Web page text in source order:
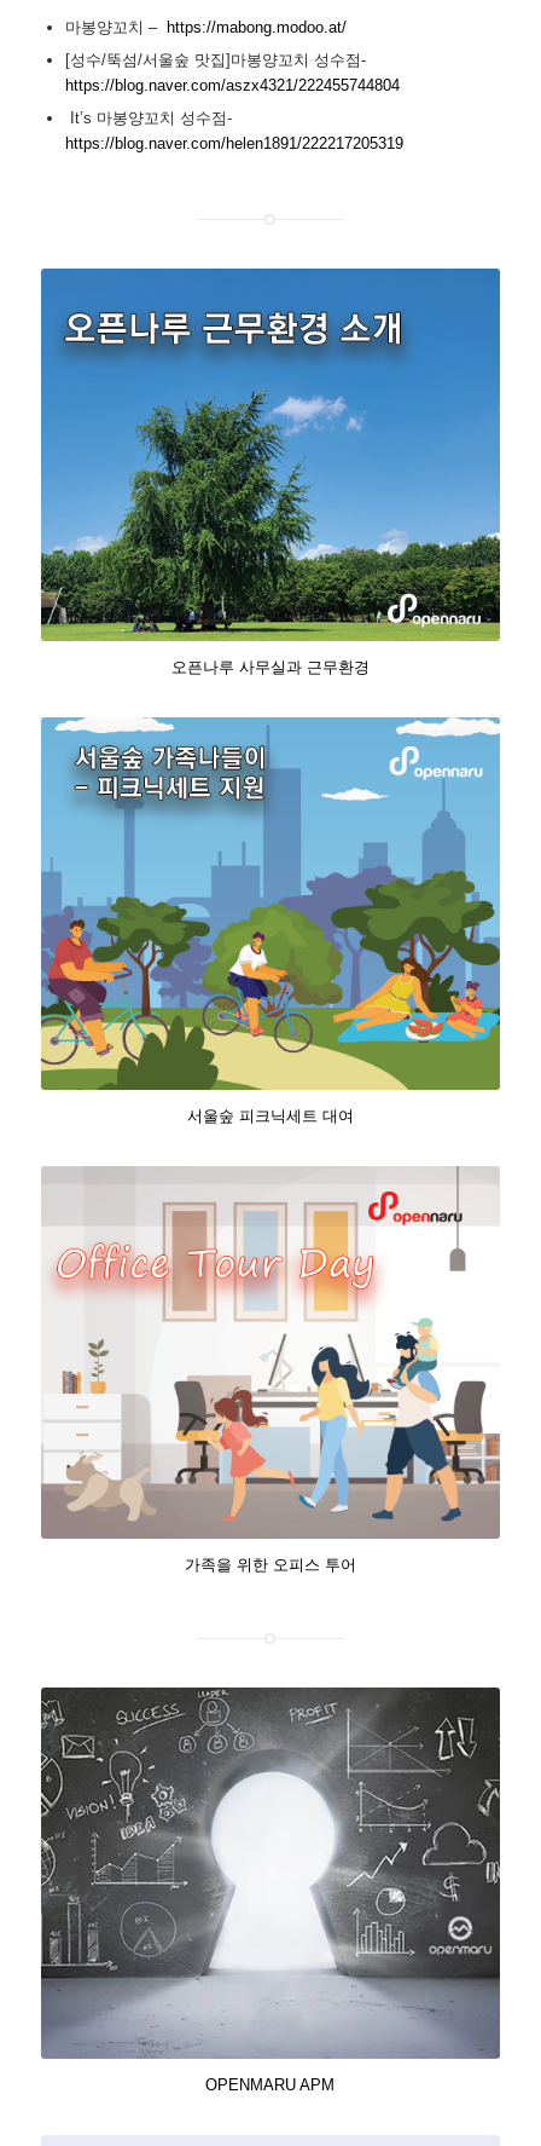
마봉양꼬치 – https://mabong.modoo.at/
[성수/뚝섬/서울숲 맛집]마봉양꼬치 성수점-
https://blog.naver.com/aszx4321/222455744804
It’s 마봉양꼬치 성수점-
https://blog.naver.com/helen1891/222217205319
오픈나루 사무실과 근무환경
서울숲 피크닉세트 대여
가족을 위한 오피스 투어
OPENMARU APM